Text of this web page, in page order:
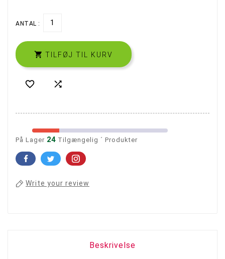
ANTAL :
 TILFØJ TIL KURV
 
På Lager 24 Tilgængelig ´ Produkter
Write your review
Beskrivelse